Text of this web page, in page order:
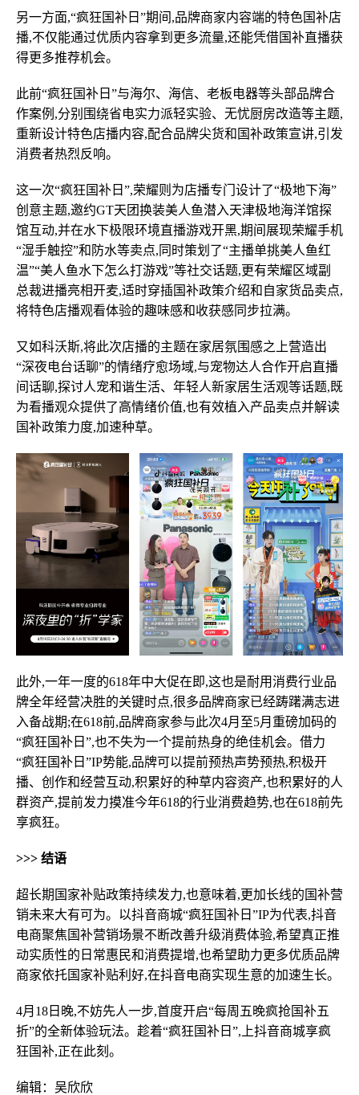
另一方面,“疯狂国补日”期间,品牌商家内容端的特色国补店
播,不仅能通过优质内容拿到更多流量,还能凭借国补直播获
得更多推荐机会。
此前“疯狂国补日”与海尔、海信、老板电器等头部品牌合
作案例,分别围绕省电实力派轻实验、无忧厨房改造等主题,
重新设计特色店播内容,配合品牌尖货和国补政策宣讲,引发
消费者热烈反响。
这一次“疯狂国补日”,荣耀则为店播专门设计了“极地下海”
创意主题,邀约GT天团换装美人鱼潜入天津极地海洋馆探
馆互动,并在水下极限环境直播游戏开黑,期间展现荣耀手机
“湿手触控”和防水等卖点,同时策划了“主播单挑美人鱼红
温”“美人鱼水下怎么打游戏”等社交话题,更有荣耀区域副
总裁进播亮相开麦,适时穿插国补政策介绍和自家货品卖点,
将特色店播观看体验的趣味感和收获感同步拉满。
又如科沃斯,将此次店播的主题在家居氛围感之上营造出
“深夜电台话聊”的情绪疗愈场域,与宠物达人合作开启直播
间话聊,探讨人宠和谐生活、年轻人新家居生活观等话题,既
为看播观众提供了高情绪价值,也有效植入产品卖点并解读
国补政策力度,加速种草。
此外,一年一度的618年中大促在即,这也是耐用消费行业品
牌全年经营决胜的关键时点,很多品牌商家已经踌躇满志进
入备战期;在618前,品牌商家参与此次4月至5月重磅加码的
“疯狂国补日”,也不失为一个提前热身的绝佳机会。借力
“疯狂国补日”IP势能,品牌可以提前预热声势预热,积极开
播、创作和经营互动,积累好的种草内容资产,也积累好的人
群资产,提前发力摸准今年618的行业消费趋势,也在618前先
享疯狂。
>>> 结语
超长期国家补贴政策持续发力,也意味着,更加长线的国补营
销未来大有可为。以抖音商城“疯狂国补日”IP为代表,抖音
电商聚焦国补营销场景不断改善升级消费体验,希望真正推
动实质性的日常惠民和消费提增,也希望助力更多优质品牌
商家依托国家补贴利好,在抖音电商实现生意的加速生长。
4月18日晚,不妨先人一步,首度开启“每周五晚疯抢国补五
折”的全新体验玩法。趁着“疯狂国补日”,上抖音商城享疯
狂国补,正在此刻。
编辑：吴欣欣